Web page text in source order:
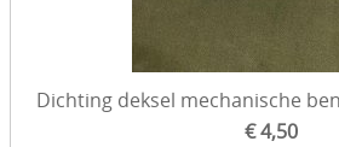
Dichting deksel mechanische
€ 4,50